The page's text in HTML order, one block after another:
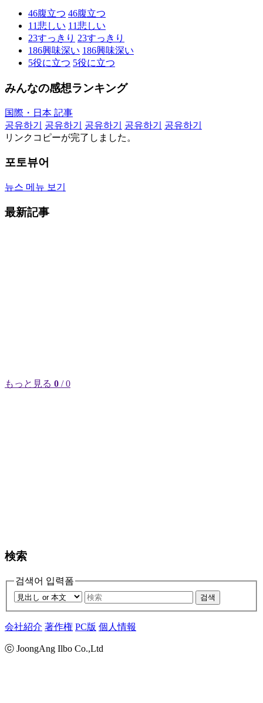
46腹立つ 46腹立つ
11悲しい 11悲しい
23すっきり 23すっきり
186興味深い 186興味深い
5役に立つ 5役に立つ
みんなの感想ランキング
国際・日本 記事
공유하기
공유하기 공유하기 공유하기
공유하기
リンクコピーが完了しました。
포토뷰어
뉴스 메뉴 보기
最新記事
もっと見る 0 / 0
検索
검색어 입력폼
검색
会社紹介 著作権 PC版 個人情報
ⓒ JoongAng Ilbo Co.,Ltd